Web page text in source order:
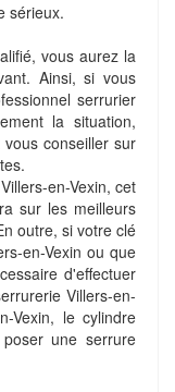
sérieux.
vous aurez la
Ainsi, si vous
serrurier
la situation,
conseiller sur
en-Vexin, cet
sur les meilleurs
outre, si votre clé
en-Vexin ou que
d'effectuer
Villers-en-
Vexin, le cylindre
une serrure